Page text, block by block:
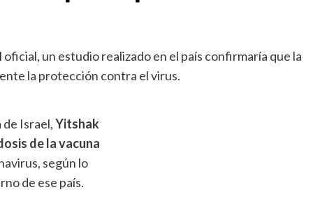
un estudio realizado en el país confirmaría que la
la protección contra el virus.
Israel,Yitshak
de la vacuna
según lo
de ese país.